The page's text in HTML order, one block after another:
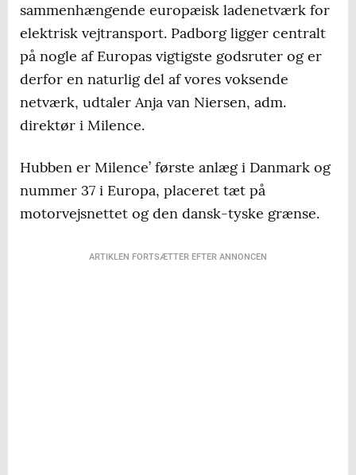
sammenhængende europæisk ladenetværk for
elektrisk vejtransport. Padborg ligger centralt
på nogle af Europas vigtigste godsruter og er
derfor en naturlig del af vores voksende
netværk, udtaler Anja van Niersen, adm.
direktør i Milence.
Hubben er Milence’ første anlæg i Danmark og
nummer 37 i Europa, placeret tæt på
motorvejsnettet og den dansk-tyske grænse.
ARTIKLEN FORTSÆTTER EFTER ANNONCEN